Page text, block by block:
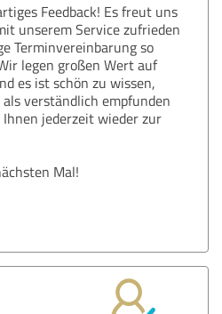
Feedback! Es freut uns
unserem Service zufrieden
Terminvereinbarung so
legen großen Wert auf
es ist schön zu wissen,
verständlich empfunden
jederzeit wieder zur
Mal!